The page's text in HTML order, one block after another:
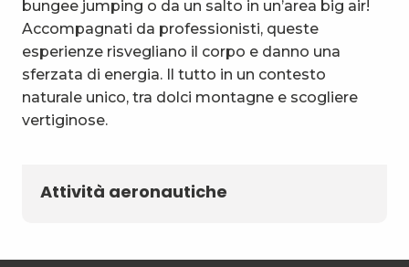
bungee jumping o da un salto in un’area big air!
Accompagnati da professionisti, queste
esperienze risvegliano il corpo e danno una
sferzata di energia. Il tutto in un contesto
naturale unico, tra dolci montagne e scogliere
vertiginose.
Attività aeronautiche